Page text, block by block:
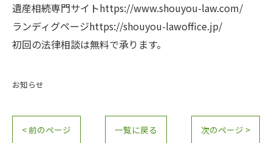
遺産相続専門サイトhttps://www.shouyou-law.com/
ランディグページhttps://shouyou-lawoffice.jp/
初回の法律相談は無料で承ります。
お知らせ
< 前のページ 一覧に戻る 次のページ >